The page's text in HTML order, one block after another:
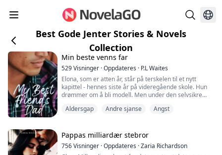
Best Gode Jenter Stories & Novels
Collection
Min beste venns far
529Visninger ·Oppdateres · P.L Waites
Elona, som er atten år, står på terskelen til et nytt
kapittel - hennes siste år på videregående skole. Hun
drømmer om å bli modell. Men under den selvsikre
uventet person - Mr. Crane, faren til hennes beste
For tre år siden, etter det tragiske tapet av sin kone, ble
Mr. Crane, en smertefullt kjekk mann, en
hardtarbeidende milliardær,...
Aldersgap Andre sjanse Angst
Pappas milliardær stebror
756Visninger ·Oppdateres ·Zaria Richardson